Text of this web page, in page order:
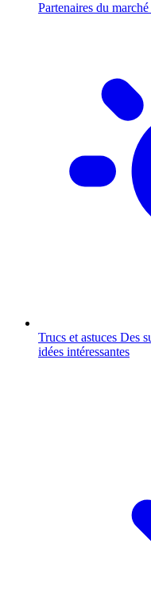
Partenaires du marché
Trucs et astuces Des
idées intéressantes